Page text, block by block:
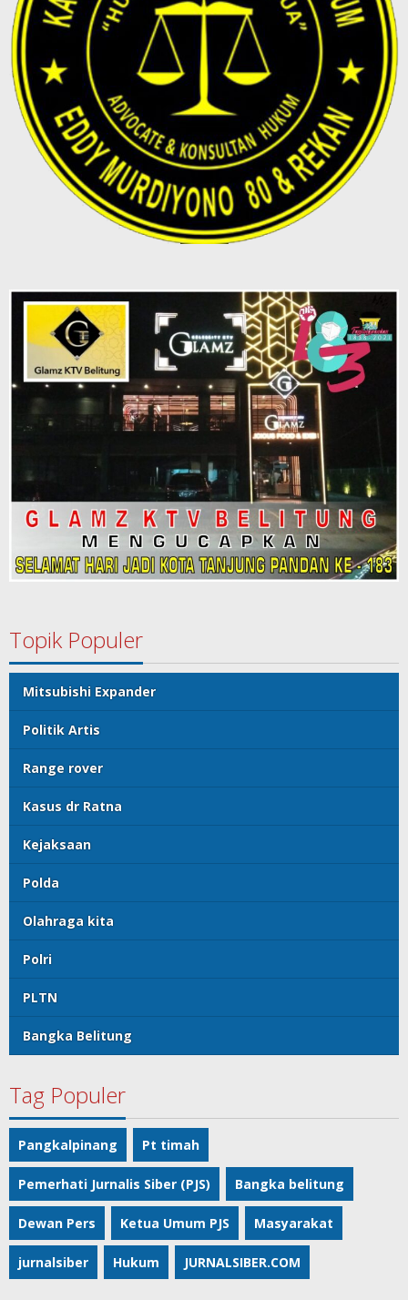
Topik Populer
Mitsubishi Expander
Politik Artis
Range rover
Kasus dr Ratna
Kejaksaan
Polda
Olahraga kita
Polri
PLTN
Bangka Belitung
Tag Populer
Pangkalpinang Pt timah
Pemerhati Jurnalis Siber (PJS) Bangka belitung
Dewan Pers Ketua Umum PJS Masyarakat
jurnalsiber Hukum JURNALSIBER.COM